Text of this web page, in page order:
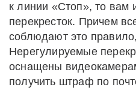
к линии «Стоп», то вам
перекресток. Причем
соблюдают это
Нерегулируемые
оснащены
получить штраф по